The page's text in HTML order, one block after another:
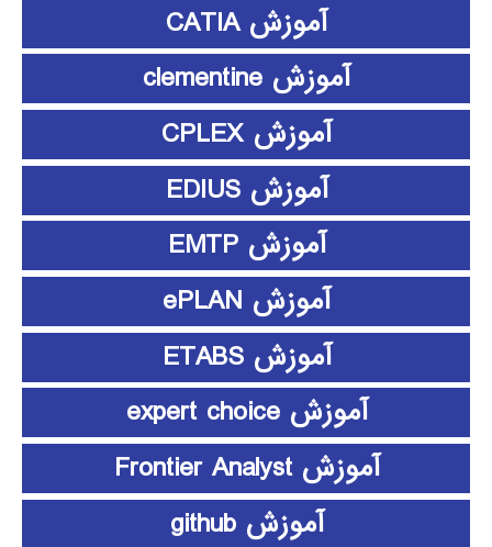
آموزش CATIA
آموزش clementine
آموزش CPLEX
آموزش EDIUS
آموزش EMTP
آموزش ePLAN
آموزش ETABS
آموزش expert choice
آموزش Frontier Analyst
آموزش github